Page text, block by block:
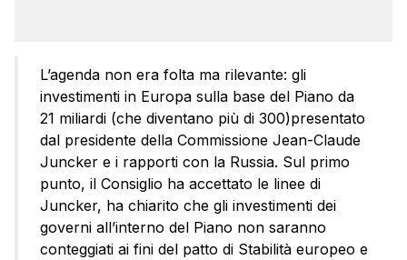
L’agenda non era folta ma rilevante: gli
investimenti in Europa sulla base del Piano da
21 miliardi (che diventano più di 300)presentato
dal presidente della Commissione Jean-Claude
Juncker e i rapporti con la Russia. Sul primo
punto, il Consiglio ha accettato le linee di
Juncker, ha chiarito che gli investimenti dei
governi all’interno del Piano non saranno
conteggiati ai fini del patto di Stabilità europeo e